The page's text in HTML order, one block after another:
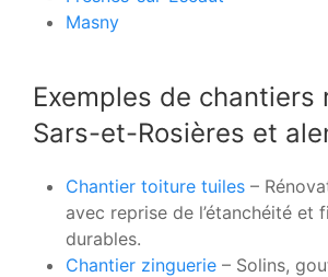
Masny
Exemples de chantiers
Sars-et-Rosières et
Chantier toiture tuiles –
avec reprise de l’étanchéité et
durables.
Chantier zinguerie – Solins,